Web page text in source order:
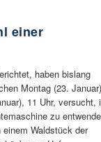
einer
haben bislang
Montag (23.
11 Uhr, versucht,
zu
Waldstück der